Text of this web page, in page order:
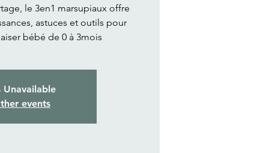
le 3en1 marsupiaux offre
astuces et outils pour
bébé de 0 à 3mois
Unavailable
events